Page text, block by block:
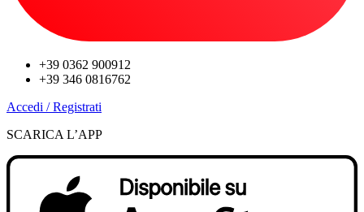
+39 0362 900912
+39 346 0816762
Accedi / Registrati
SCARICA L’APP